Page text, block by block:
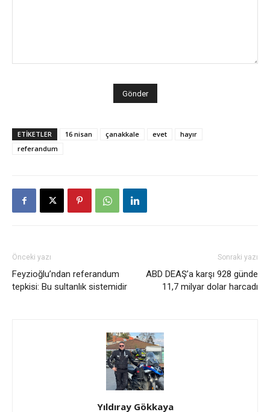
ETİKETLER 16 nisan çanakkale evet
hayır
referandum
Önceki yazı
Feyzioğlu’ndan referandum
tepkisi: Bu sultanlık sistemidir
Sonraki yazı
ABD DEAŞ’a karşı 928 günde
11,7 milyar dolar harcadı
Yıldıray Gökkaya